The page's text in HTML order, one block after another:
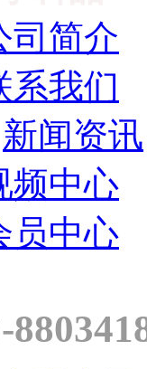
司简介
系我们
新闻资讯
频中心
员中心